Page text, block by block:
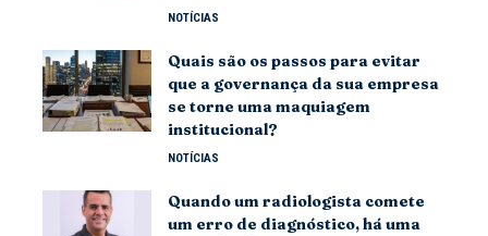
NOTÍCIAS
Quais são os passos para evitar
que a governança da sua empresa
se torne uma maquiagem
institucional?
NOTÍCIAS
Quando um radiologista comete
um erro de diagnóstico, há uma